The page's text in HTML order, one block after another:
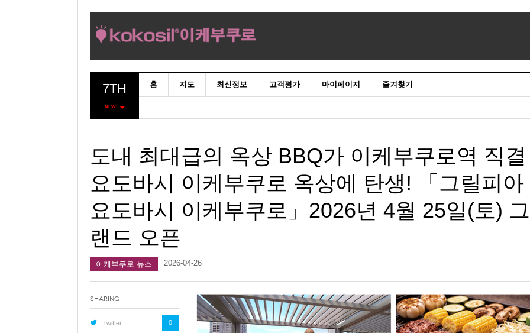
7TH
NEW!
홈 지도 최신정보 고객평가 마이페이지 즐겨찾기
도내 최대급의 옥상 BBQ가 이케부쿠로역 직결
요도바시 이케부쿠로 옥상에 탄생! 「그릴피아
요도바시 이케부쿠로」2026년 4월 25일(토) 그
랜드 오픈
이케부쿠로 뉴스 2026-04-26
Sharing
Twitter 0